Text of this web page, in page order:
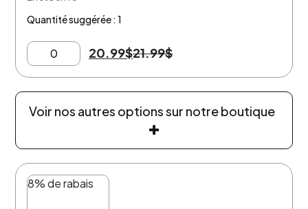
Quantité suggérée : 1
20.99$21.99$
Voir nos autres options sur notre boutique
8% de rabais